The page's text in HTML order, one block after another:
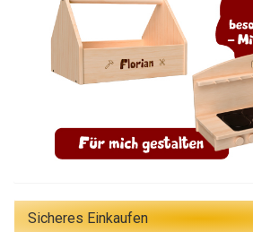
Sicheres Einkaufen